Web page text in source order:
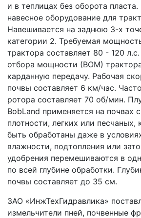
и в теплицах без оборота
навесное оборудование для
Навешивается на заднюю 3-х
категории 2. Требуемая
трактора составляет 80 - 120
отбора мощности (ВОМ)
карданную передачу. Рабочая
почвы составляет 6 км/час.
ротора составляет 70 об/мин.
BobLand применяется на почвах
плотности, легких или
быть обработаны даже в
влажности, подтопления или
удобрения перемешиваются в
по всей глубине обработки.
почвы составляет до 35 см.
ЗАО «ИнжТехГидравлика»
измельчители пней, почвенные